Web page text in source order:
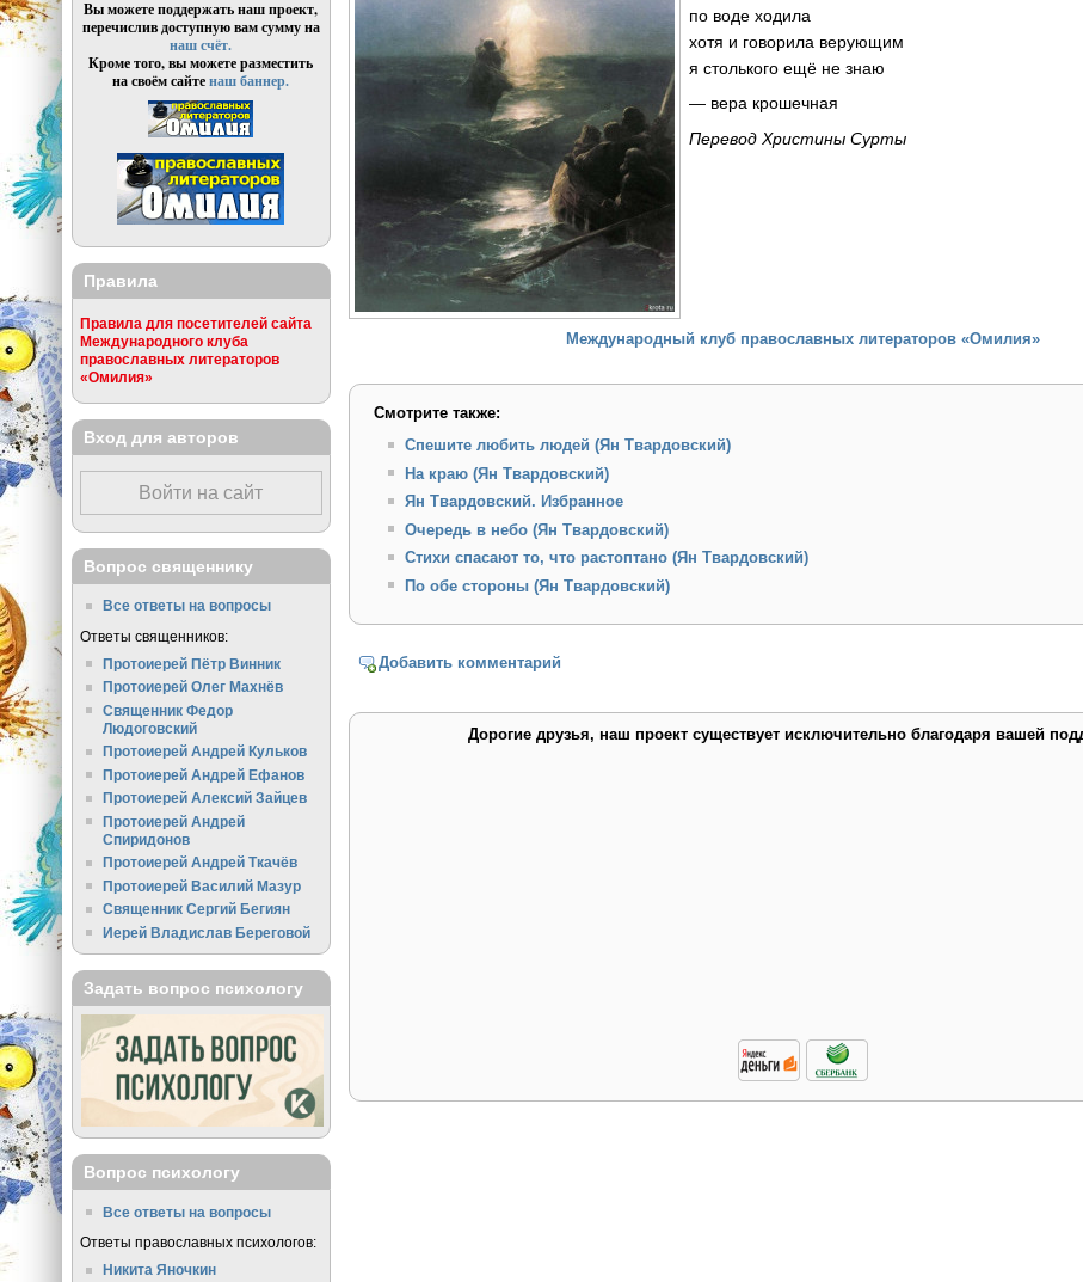
по воде ходила
хотя и говорила верующим
я столького ещё не знаю
— вера крошечная
Перевод Христины Сурты
Международный клуб православных литераторов «Омилия»
Смотрите также:
Спешите любить людей (Ян Твардовский)
На краю (Ян Твардовский)
Ян Твардовский. Избранное
Очередь в небо (Ян Твардовский)
Стихи спасают то, что растоптано (Ян Твардовский)
По обе стороны (Ян Твардовский)
Добавить комментарий
Дорогие друзья, наш проект существует исключительно благодаря вашей
Вы можете поддержать наш проект,
перечислив доступную вам сумму на
наш счёт.
Кроме того, вы можете разместить
на своём сайтенаш баннер.
Правила
Правила для посетителей сайта
Международного клуба
православных литераторов
«Омилия»
Вход для авторов
Войти на сайт
Вопрос священнику
Все ответы на вопросы
Ответы священников:
Протоиерей Пётр Винник
Протоиерей Олег Махнёв
Священник Федор
Людоговский
Протоиерей Андрей Кульков
Протоиерей Андрей Ефанов
Протоиерей Алексий Зайцев
Протоиерей Андрей
Спиридонов
Протоиерей Андрей Ткачёв
Протоиерей Василий Мазур
Священник Сергий Бегиян
Иерей Владислав Береговой
Задать вопрос психологу
Вопрос психологу
Все ответы на вопросы
Ответы православных психологов:
Никита Яночкин